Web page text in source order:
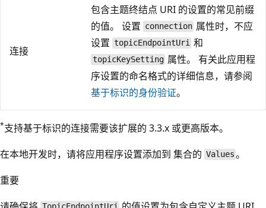
连接
包含主题终结点 URI 的设置的常见前缀
的值。 设置 connection 属性时，不应
设置 topicEndpointUri 和
topicKeySetting 属性。 有关此应用程
序设置的命名格式的详细信息，请参阅
基于标识的身份验证。
*支持基于标识的连接需要该扩展的 3.3.x 或更高版本。
在本地开发时，请将应用程序设置添加到 集合的 Values 。
重要